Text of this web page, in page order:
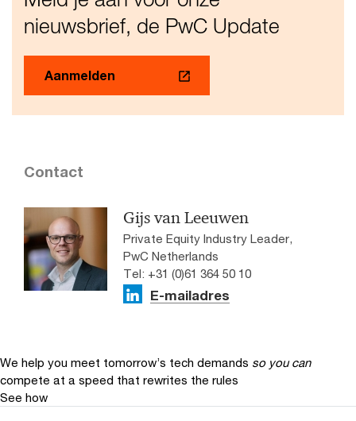
nieuwsbrief, de PwC Update
Aanmelden
Contact
Gijs van Leeuwen
Private Equity Industry Leader,
PwC Netherlands
Tel: +31 (0)61 364 50 10
E-mailadres
We help you meet tomorrow’s tech demands so you can
compete at a speed that rewrites the rules
See how